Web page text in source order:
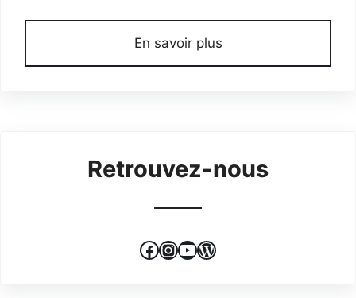
En savoir plus
Retrouvez-nous
Facebook
Instagram
YouTube
WordPress